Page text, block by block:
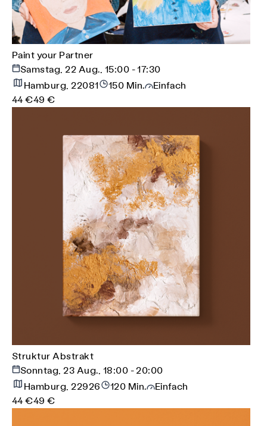
Paint your Partner
Samstag, 22 Aug., 15:00 - 17:30
Hamburg, 22081
150 Min.
Einfach
44 €49 €
Struktur Abstrakt
Sonntag, 23 Aug., 18:00 - 20:00
Hamburg, 22926
120 Min.
Einfach
44 €49 €